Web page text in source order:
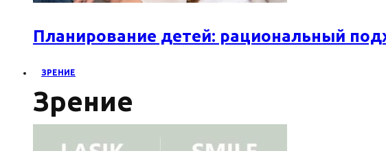
Планирование детей: рациональный
ЗРЕНИЕ
Зрение